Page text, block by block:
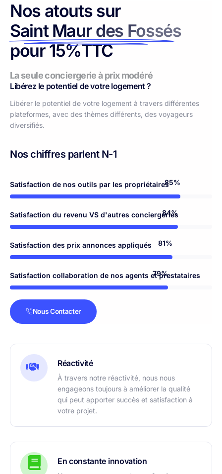
Réactivité
À travers notre réactivité, nous nous
engageons toujours à améliorer la qualité
qui peut apporter succès et satisfaction à
votre projet.
En constante innovation
Nos atouts sur
Saint Maur des Fossés
pour 15%TTC
La seule conciergerie à prix modéré
Libérez le potentiel de votre logement ?
Libérer le potentiel de votre logement à travers différentes
plateformes, avec des thèmes différents, des voyageurs
diversifiés.
Nos chiffres parlent N-1
Satisfaction de nos outils par les propriétaires
Satisfaction du revenu VS d'autres conciergeries
Satisfaction des prix annonces appliqués
Satisfaction collaboration de nos agents et prestataires
92%
Nous Contacter